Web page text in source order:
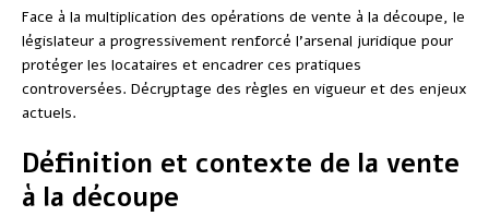
Face à la multiplication des opérations de vente à la découpe, le
législateur a progressivement renforcé l’arsenal juridique pour
protéger les locataires et encadrer ces pratiques
controversées. Décryptage des règles en vigueur et des enjeux
actuels.
Définition et contexte de la vente
à la découpe